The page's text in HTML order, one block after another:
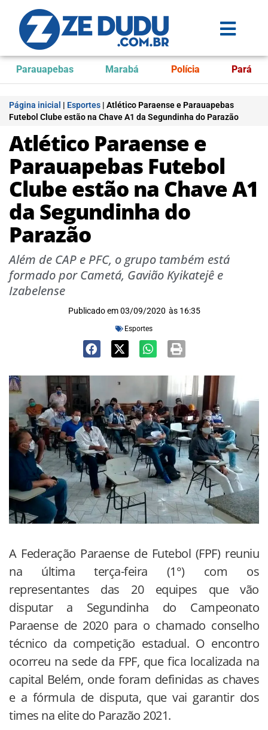
Parauapebas Marabá Polícia Pará
Página inicial | Esportes | Atlético Paraense e Parauapebas
Futebol Clube estão na Chave A1 da Segundinha do Parazão
Atlético Paraense e
Parauapebas Futebol
Clube estão na Chave A1
da Segundinha do
Parazão
Além de CAP e PFC, o grupo também está
formado por Cametá, Gavião Kyikatejê e
Izabelense
Publicado em 03/09/2020 às 16:35
Esportes
A Federação Paraense de Futebol (FPF) reuniu
na última terça-feira (1°) com os
representantes das 20 equipes que vão
disputar a Segundinha do Campeonato
Paraense de 2020 para o chamado conselho
técnico da competição estadual. O encontro
ocorreu na sede da FPF, que fica localizada na
capital Belém, onde foram definidas as chaves
e a fórmula de disputa, que vai garantir dos
times na elite do Parazão 2021.